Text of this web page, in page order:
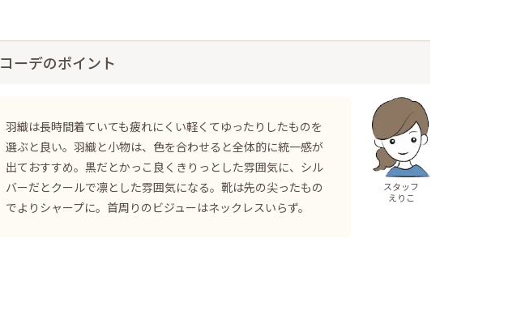
コーデのポイント
羽織は長時間着ていても疲れにくい軽くてゆったりしたものを
選ぶと良い。羽織と小物は、色を合わせると全体的に統一感が
出ておすすめ。黒だとかっこ良くきりっとした雰囲気に、シル
バーだとクールで凛とした雰囲気になる。靴は先の尖ったもの
でよりシャープに。首周りのビジューはネックレスいらず。
スタッフ
えりこ